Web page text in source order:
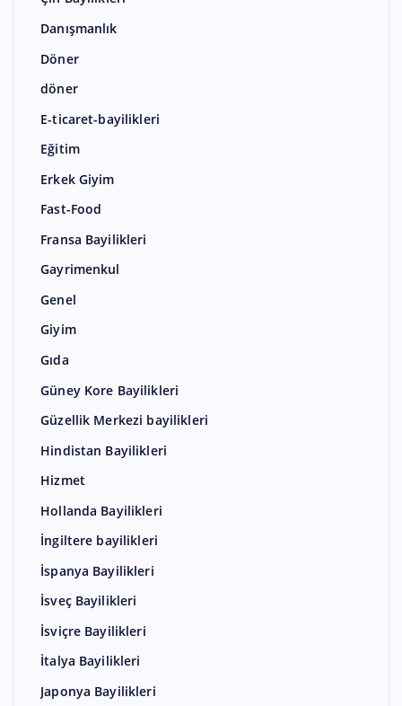
Danışmanlık
Döner
döner
E-ticaret-bayilikleri
Eğitim
Erkek Giyim
Fast-Food
Fransa Bayilikleri
Gayrimenkul
Genel
Giyim
Gıda
Güney Kore Bayilikleri
Güzellik Merkezi bayilikleri
Hindistan Bayilikleri
Hizmet
Hollanda Bayilikleri
İngiltere bayilikleri
İspanya Bayilikleri
İsveç Bayilikleri
İsviçre Bayilikleri
İtalya Bayilikleri
Japonya Bayilikleri